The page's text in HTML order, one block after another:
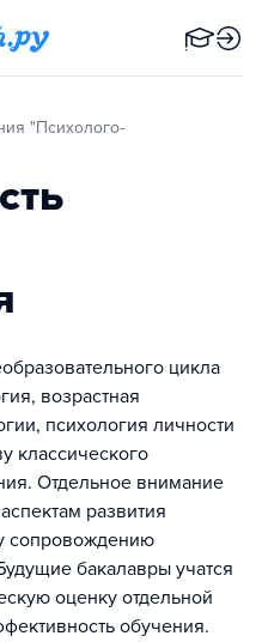
цикла
возрастная
психология личности
классического
Отдельное внимание
развития
сопровождению
бакалавры учатся
оценку отдельной
обучения.